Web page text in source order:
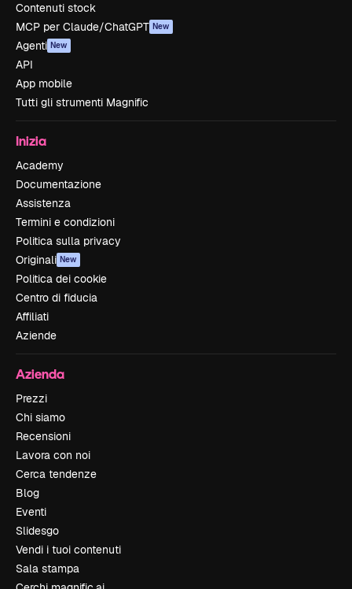
Contenuti stock
MCP per Claude/ChatGPT New
Agenti New
API
App mobile
Tutti gli strumenti Magnific
Inizia
Academy
Documentazione
Assistenza
Termini e condizioni
Politica sulla privacy
Originali New
Politica dei cookie
Centro di fiducia
Affiliati
Aziende
Azienda
Prezzi
Chi siamo
Recensioni
Lavora con noi
Cerca tendenze
Blog
Eventi
Slidesgo
Vendi i tuoi contenuti
Sala stampa